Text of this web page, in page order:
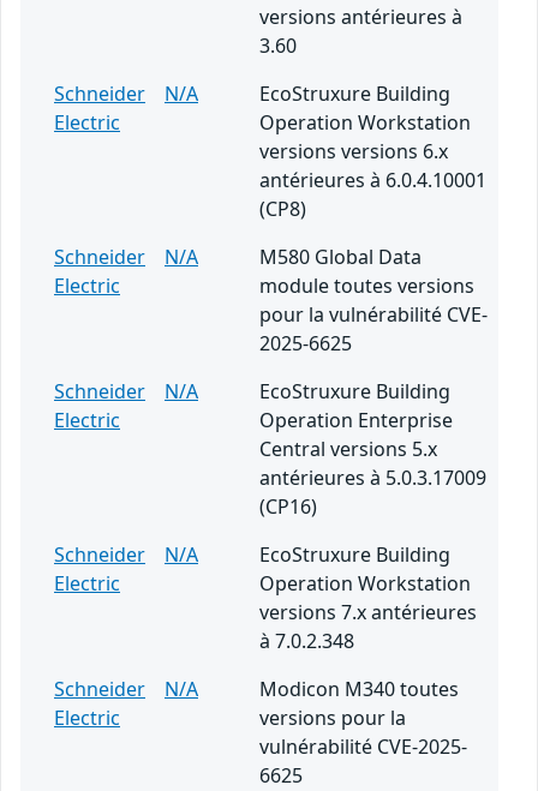
versions antérieures à
3.60
Schneider
Electric
N/A
EcoStruxure Building
Operation Workstation
versions versions 6.x
antérieures à 6.0.4.10001
(CP8)
Schneider
Electric
N/A
M580 Global Data
module toutes versions
pour la vulnérabilité CVE-
2025-6625
Schneider
Electric
N/A
EcoStruxure Building
Operation Enterprise
Central versions 5.x
antérieures à 5.0.3.17009
(CP16)
Schneider
Electric
N/A
EcoStruxure Building
Operation Workstation
versions 7.x antérieures
à 7.0.2.348
Schneider
Electric
N/A
Modicon M340 toutes
versions pour la
vulnérabilité CVE-2025-
6625